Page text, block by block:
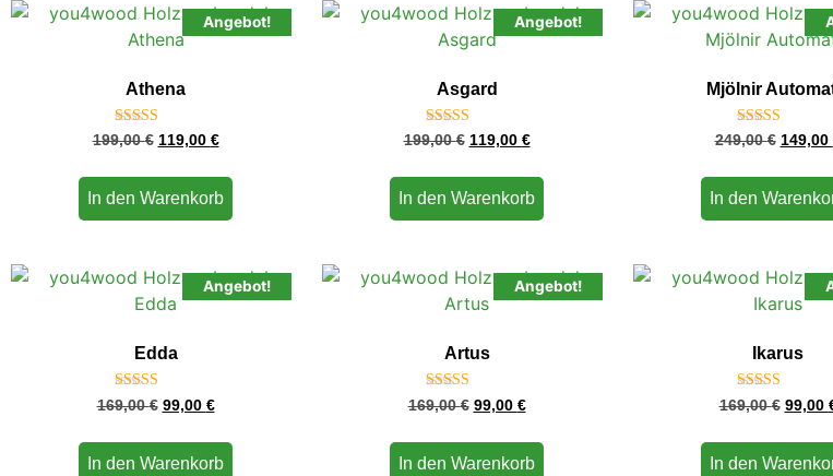
Angebot!
Athena
Bewertet
mit
von 5
199,00€ 119,00 €
In den Warenkorb
Angebot!
Asgard
Bewertet
mit
von 5
199,00€ 119,00 €
In den Warenkorb
Mjölnir
Bewertet mit
5.00
249,00€ 149,00
In den
Angebot!
Edda
Bewertet
mit
von 5
169,00€ 99,00 €
In den Warenkorb
Angebot!
Artus
Bewertet
mit
von 5
169,00€ 99,00 €
In den Warenkorb
Ikarus
Bewertet
mit
von 5
169,00€ 99,00
In den